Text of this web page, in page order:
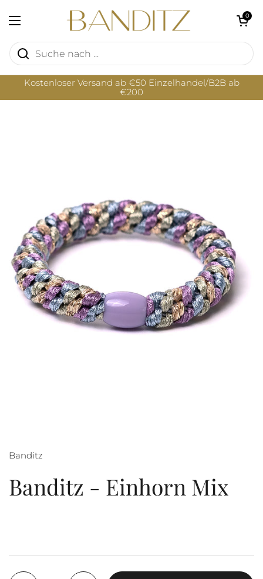
Menü öffnen
Warenkorb
0
Kostenloser Versand ab €50 Einzelhandel/B2B ab
€200
Banditz
Banditz - Einhorn Mix